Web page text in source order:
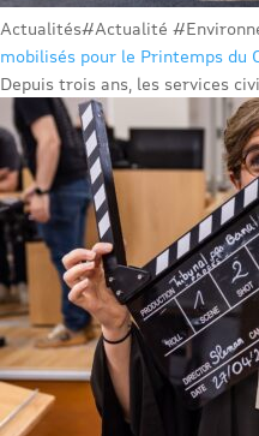
Actualités#Actualité
mobilisés pour le Printemps du
Depuis trois ans, les services